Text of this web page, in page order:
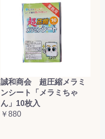
誠和商会 超圧縮メラミ
ンシート「メラミちゃ
ん」10枚入
￥880